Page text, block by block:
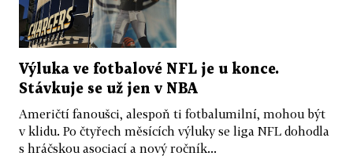
Výluka ve fotbalové NFL je u konce.
Stávkuje se už jen v NBA
Američtí fanoušci, alespoň ti fotbalumilní, mohou být
v klidu. Po čtyřech měsících výluky se liga NFL dohodla
s hráčskou asociací a nový ročník...